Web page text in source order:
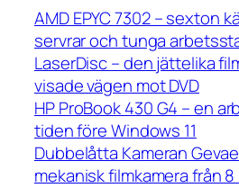
AMD EPYC 7302 – sexton
servrar och tunga
LaserDisc – den jättelika
visade vägen mot DVD
HP ProBook 430 G4 – en
tiden före Windows 11
Dubbelåtta Kameran
mekanisk filmkamera från